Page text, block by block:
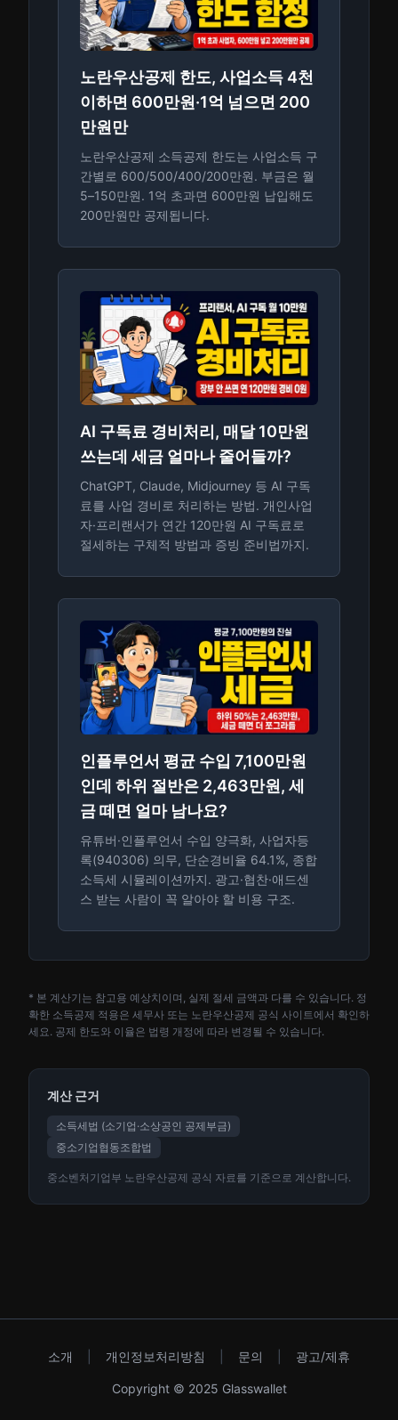
노란우산공제 한도, 사업소득 4천
이하면 600만원·1억 넘으면 200
만원만
노란우산공제 소득공제 한도는 사업소득 구
간별로 600/500/400/200만원. 부금은 월
5–150만원. 1억 초과면 600만원 납입해도
200만원만 공제됩니다.
AI 구독료 경비처리, 매달 10만원
쓰는데 세금 얼마나 줄어들까?
ChatGPT, Claude, Midjourney 등 AI 구독
료를 사업 경비로 처리하는 방법. 개인사업
자·프리랜서가 연간 120만원 AI 구독료로
절세하는 구체적 방법과 증빙 준비법까지.
인플루언서 평균 수입 7,100만원
인데 하위 절반은 2,463만원, 세
금 떼면 얼마 남나요?
유튜버·인플루언서 수입 양극화, 사업자등
록(940306) 의무, 단순경비율 64.1%, 종합
소득세 시뮬레이션까지. 광고·협찬·애드센
스 받는 사람이 꼭 알아야 할 비용 구조.
* 본 계산기는 참고용 예상치이며, 실제 절세 금액과 다를 수 있습니다. 정
확한 소득공제 적용은 세무사 또는 노란우산공제 공식 사이트에서 확인하
세요. 공제 한도와 이율은 법령 개정에 따라 변경될 수 있습니다.
계산 근거
소득세법 (소기업·소상공인 공제부금)
중소기업협동조합법
중소벤처기업부 노란우산공제 공식 자료를 기준으로 계산합니다.
소개 개인정보처리방침 문의 광고/제휴
Copyright © 2025 Glasswallet